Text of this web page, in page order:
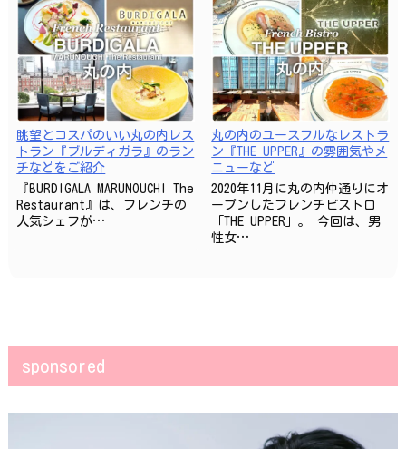
眺望とコスパのいい丸の内レス
トラン『ブルディガラ』のラン
チなどをご紹介
『BURDIGALA MARUNOUCHI The
Restaurant』は、フレンチの
人気シェフが…
丸の内のユースフルなレストラ
ン『THE UPPER』の雰囲気やメ
ニューなど
2020年11月に丸の内仲通りにオ
ープンしたフレンチビストロ
「THE UPPER」。 今回は、男
性女…
sponsored